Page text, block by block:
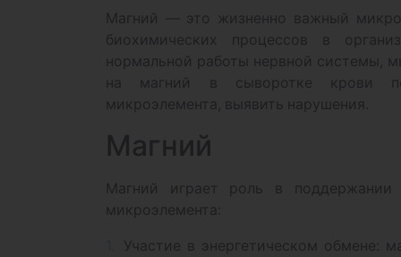
Магний — это жизненно важный
биохимических процессов в
нормальной работы нервной системы,
на магний в сыворотке крови
микроэлемента, выявить нарушения.
Магний
Магний играет роль в поддержании
микроэлемента:
Участие в энергетическом обмене: